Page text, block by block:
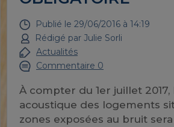
Publié le 29/06/2016 à 14:19
Rédigé par Julie Sorli
Actualités
Commentaire 0
À compter du 1er juillet 2017,
acoustique des logements
zones exposées au bruit